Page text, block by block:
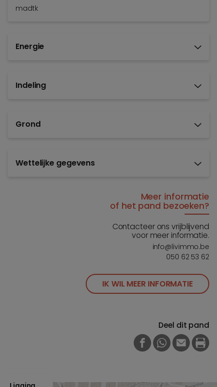
madtk
Energie
Indeling
Grond
Wettelijke gegevens
Meer informatie
of het pand bezoeken?
Contacteer ons vrijblijvend
voor meer informatie.
info@livimmo.be
050 62 53 62
IK WIL MEER INFORMATIE
Deel dit pand
FACEBOOK
WHATSAPP
E-MAIL